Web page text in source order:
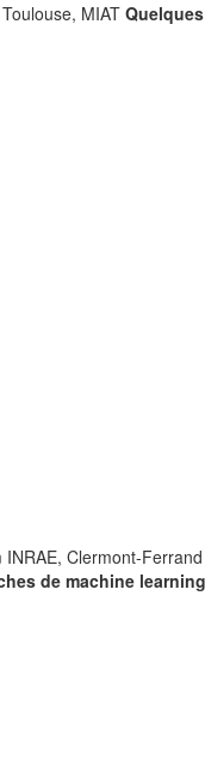
MIAT
Clermont-Ferrand
de machine learning